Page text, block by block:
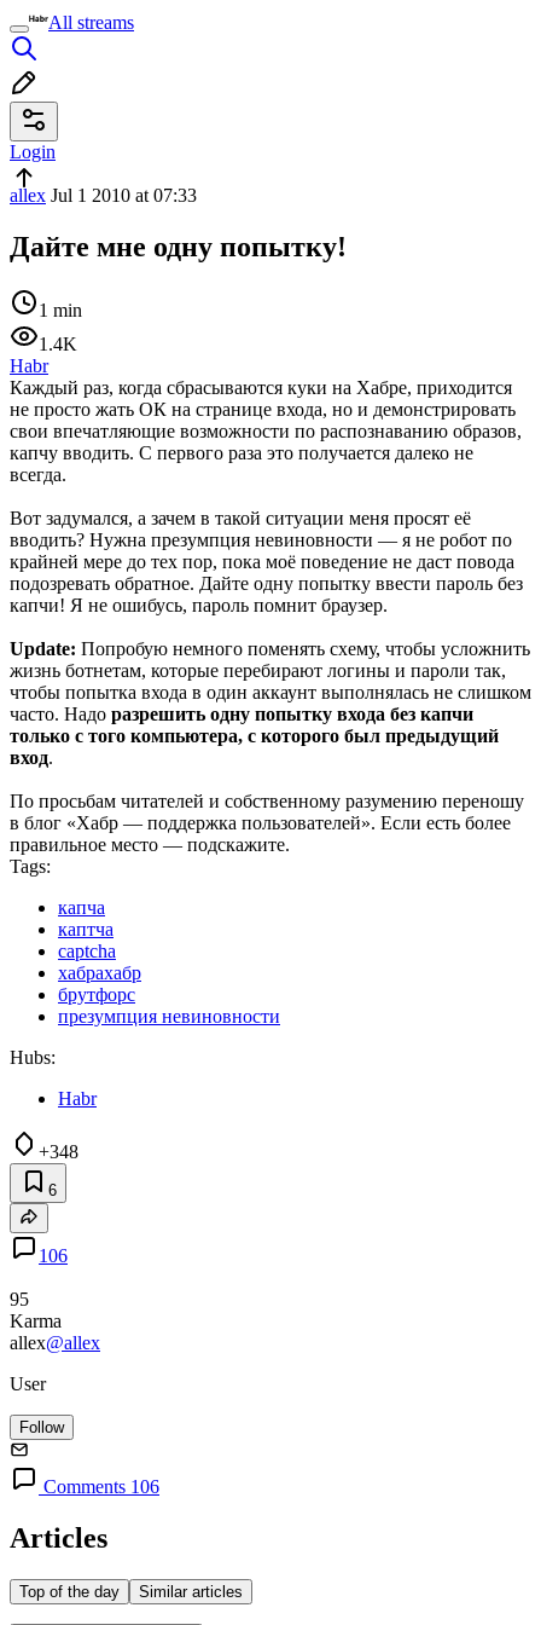
All streams
Login
allex Jul 1 2010 at 07:33
Дайте мне одну попытку!
1 min
1.4K
Habr
Каждый раз, когда сбрасываются куки на Хабре, приходится
не просто жать ОК на странице входа, но и демонстрировать
свои впечатляющие возможности по распознаванию образов,
капчу вводить. С первого раза это получается далеко не
всегда.
Вот задумался, а зачем в такой ситуации меня просят её
вводить? Нужна презумпция невиновности — я не робот по
крайней мере до тех пор, пока моё поведение не даст повода
подозревать обратное. Дайте одну попытку ввести пароль без
капчи! Я не ошибусь, пароль помнит браузер.
Update: Попробую немного поменять схему, чтобы усложнить
жизнь ботнетам, которые перебирают логины и пароли так,
чтобы попытка входа в один аккаунт выполнялась не слишком
часто. Надо разрешить одну попытку входа без капчи
только с того компьютера, с которого был предыдущий
вход.
По просьбам читателей и собственному разумению переношу
в блог «Хабр — поддержка пользователей». Если есть более
правильное место — подскажите.
Tags:
капча
каптча
captcha
хабрахабр
брутфорс
презумпция невиновности
Hubs:
Habr
+348
6
106
95
Karma
allex@allex
User
Follow
Comments 106
Articles
Top of the day Similar articles